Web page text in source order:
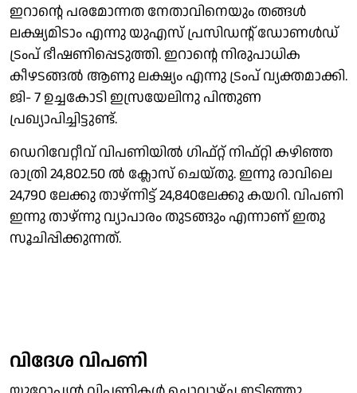
ഇറാൻ്റെ പരമോന്നത നേതാവിനെയും തങ്ങൾ
ലക്ഷ്യമിടാം എന്നു യുഎസ് പ്രസിഡൻ്റ് ഡോണൾഡ്
ട്രംപ് ഭീഷണിപ്പെടുത്തി. ഇറാൻ്റെ നിരുപാധിക
കീഴടങ്ങൽ ആണു ലക്ഷ്യം എന്നു ട്രംപ് വ്യക്തമാക്കി.
ജി- 7 ഉച്ചകാേടി ഇസ്രയേലിനു പിന്തുണ
പ്രഖ്യാപിച്ചിട്ടുണ്ട്.
ഡെറിവേറ്റീവ് വിപണിയിൽ ഗിഫ്റ്റ് നിഫ്റ്റി കഴിഞ്ഞ
രാത്രി 24,802.50 ൽ ക്ലോസ് ചെയ്തു. ഇന്നു രാവിലെ
24,790 ലേക്കു താഴ്ന്നിട്ട് 24,840ലേക്കു കയറി. വിപണി
ഇന്നു താഴ്ന്നു വ്യാപാരം തുടങ്ങും എന്നാണ് ഇതു
സൂചിപ്പിക്കുന്നത്.
വിദേശ വിപണി